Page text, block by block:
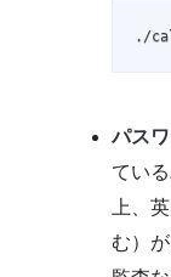
./
パス
てい
上、
む）